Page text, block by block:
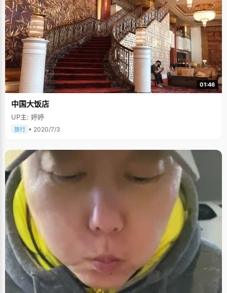
01:46
中国大饭店
UP主: 婷婷
旅行 • 2020/7/3